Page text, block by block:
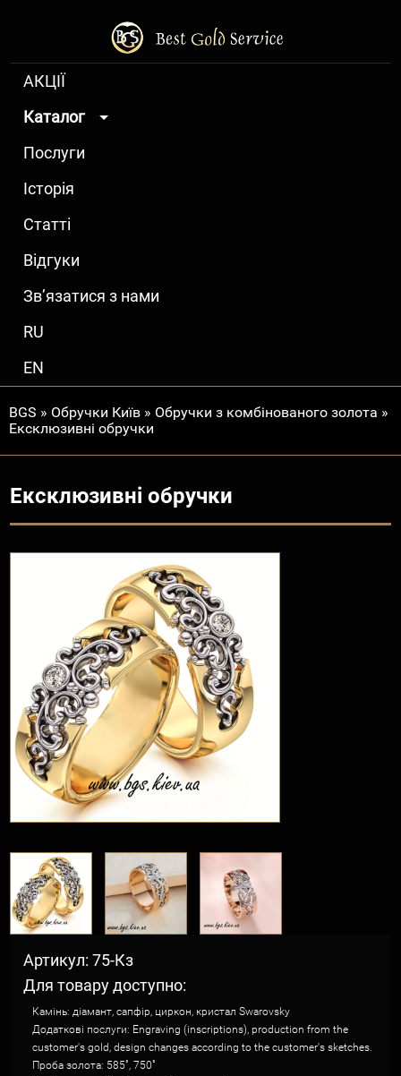
АКЦІЇ
Каталог
Послуги
Історія
Статті
Відгуки
Зв’язатися з нами
RU
EN
BGS » Обручки Київ » Обручки з комбінованого золота »
Ексклюзивні обручки
Ексклюзивні обручки
Артикул: 75-Кз
Для товару доступно:
Камінь: діамант, сапфір, циркон, кристал Swarovsky
Додаткові послуги: Engraving (inscriptions), production from the
customer's gold, design changes according to the customer's sketches.
Проба золота: 585˚, 750˚